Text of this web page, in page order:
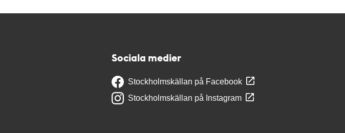
Sociala medier
Stockholmskällan på Facebook
Stockholmskällan på Instagram